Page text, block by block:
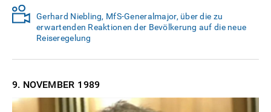
Gerhard Niebling, MfS-Generalmajor, über die zu
erwartenden Reaktionen der Bevölkerung auf die neue
Reiseregelung
9. NOVEMBER 1989